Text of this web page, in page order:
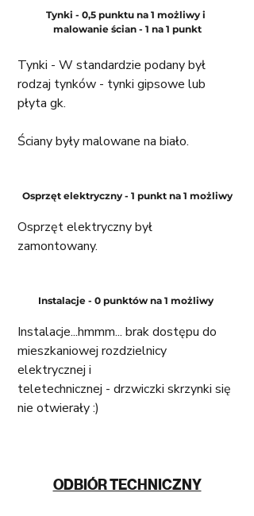
Tynki - 0,5 punktu na 1 możliwy i
malowanie ścian - 1 na 1 punkt
Tynki - W standardzie podany był
rodzaj tynków - tynki gipsowe lub
płyta gk.
Ściany były malowane na biało.
Osprzęt elektryczny - 1 punkt na 1 możliwy
Osprzęt elektryczny był
zamontowany.
Instalacje - 0 punktów na 1 możliwy
Instalacje...hmmm... brak dostępu do
mieszkaniowej rozdzielnicy
elektrycznej i
teletechnicznej - drzwiczki skrzynki się
nie otwierały :)
ODBIÓR TECHNICZNY